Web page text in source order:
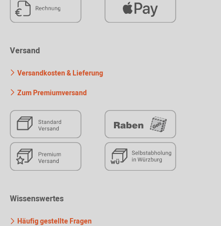
Versand
Versandkosten & Lieferung
Zum Premiumversand
Wissenswertes
Häufig gestellte Fragen